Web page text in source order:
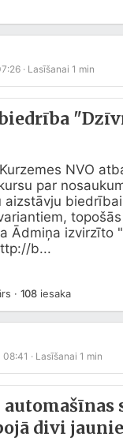
· Lasīšanai 1 min
NVO
par
aizstāvju
Ādmiņa izvirzīto
b...
· 108 iesaka
08:41 · Lasīšanai 1 min
divi